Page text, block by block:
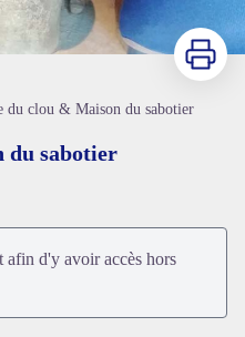
l'image en plein écran
Imprimer
du clou & Maison du sabotier
du sabotier
afin d'y avoir accès hors